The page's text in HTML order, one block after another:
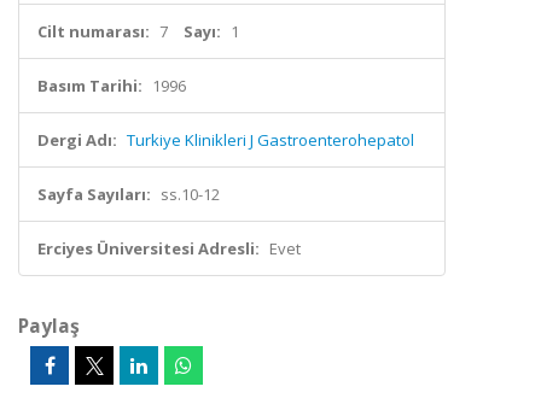
Cilt numarası: 7 Sayı: 1
Basım Tarihi: 1996
Dergi Adı: Turkiye Klinikleri J Gastroenterohepatol
Sayfa Sayıları: ss.10-12
Erciyes Üniversitesi Adresli: Evet
Paylaş